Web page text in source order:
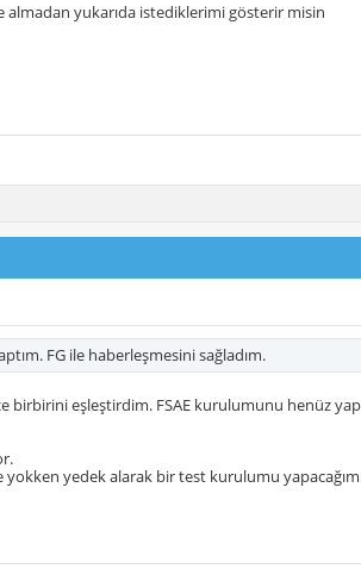
yukarıda istediklerimi gösterir misin
FG ile haberleşmesini sağladım.
birbirini eşleştirdim. FSAE kurulumunu henüz
yokken yedek alarak bir test kurulumu